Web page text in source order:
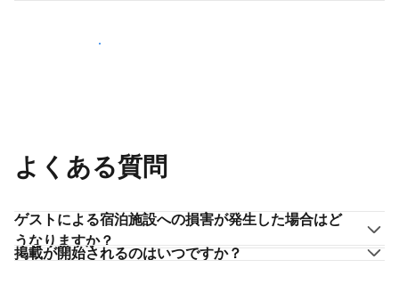
ホストとして登録する
よくある質問
ゲストによる宿泊施設への損害が発生した場合はど
うなりますか？
掲載が開始されるのはいつですか？